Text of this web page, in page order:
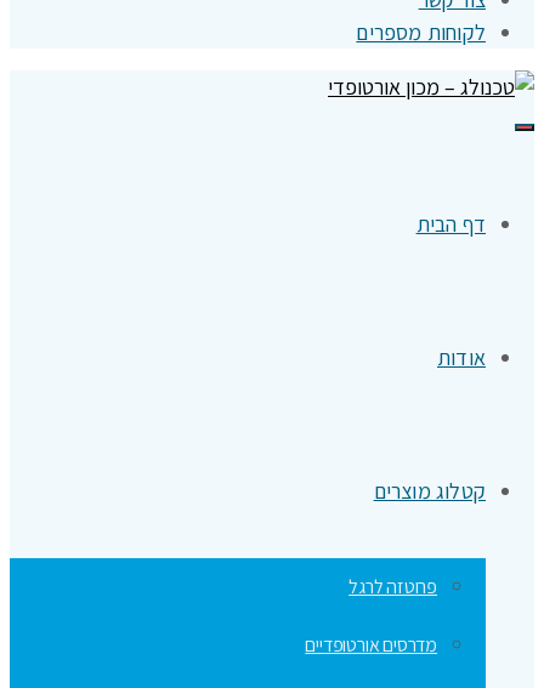
לקוחות מספרים
תפריט
דף הבית
אודות
קטלוג מוצרים
פרוטזה לרגל
מדרסים אורטופדיים